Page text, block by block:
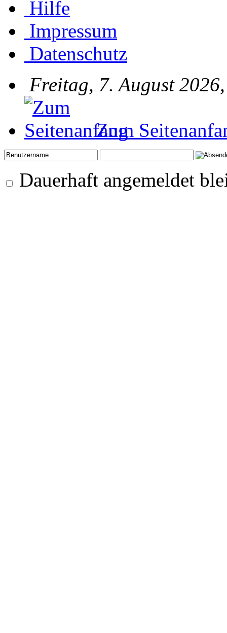
Hilfe
Impressum
Datenschutz
Freitag, 7. August
Zum
Dauerhaft angemeldet